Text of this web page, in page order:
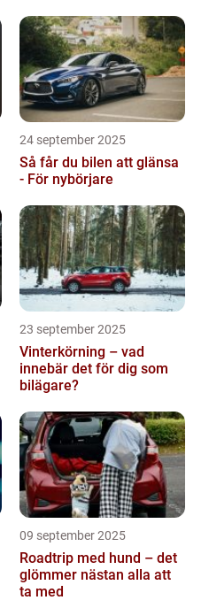
24 september 2025
Så får du bilen att glänsa
- För nybörjare
23 september 2025
Vinterkörning – vad
innebär det för dig som
bilägare?
09 september 2025
Roadtrip med hund – det
glömmer nästan alla att
ta med